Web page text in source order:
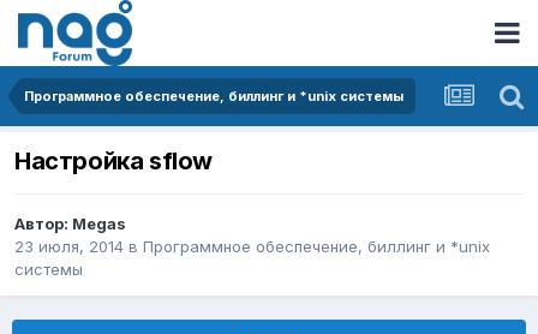
Программное обеспечение, биллинг и *unix системы
Настройка sflow
Автор: Megas
23 июля, 2014 в Программное обеспечение, биллинг и *unix
системы